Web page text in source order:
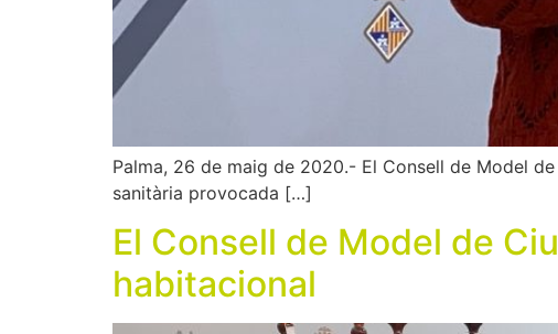
Palma, 26 de maig de 2020.- El Consell de Model
sanitària provocada […]
El Consell de Model de
habitacional